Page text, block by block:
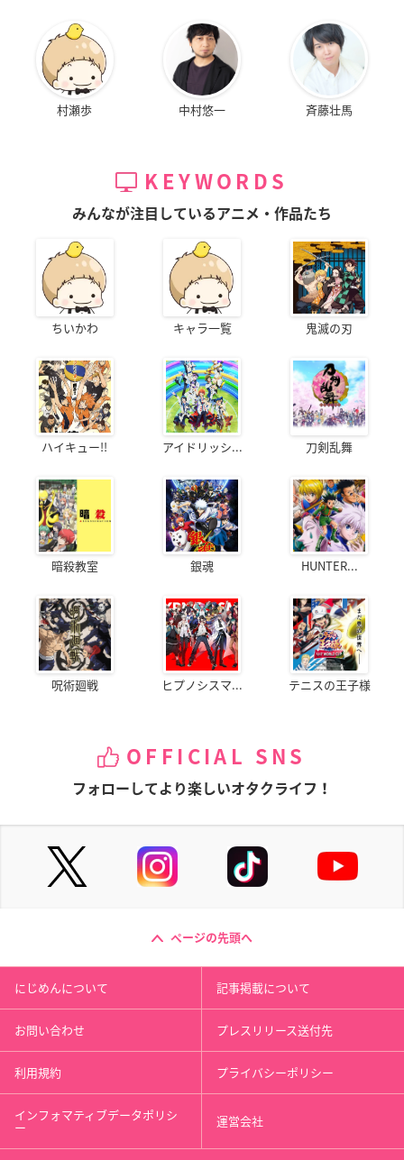
村瀬歩 中村悠一 斉藤壮馬
KEYWORDS
みんなが注目しているアニメ・作品たち
ちいかわ キャラ一覧 鬼滅の刃
ハイキュー!! アイドリッシ... 刀剣乱舞
暗殺教室 銀魂 HUNTER...
呪術廻戦 ヒプノシスマ... テニスの王子様
OFFICIAL SNS
フォローしてより楽しいオタクライフ！
ページの先頭へ
にじめんについて 記事掲載について
お問い合わせ プレスリリース送付先
利用規約 プライバシーポリシー
インフォマティブデータポリシ
ー 運営会社